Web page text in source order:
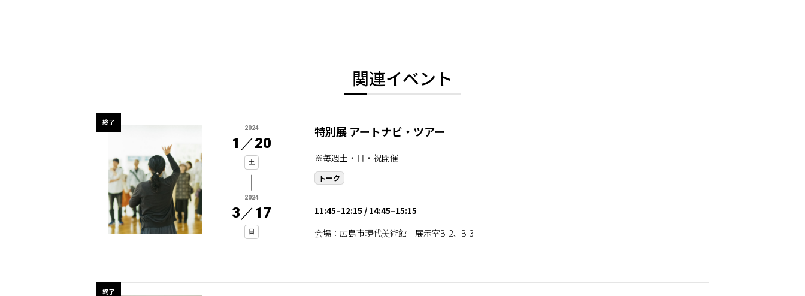
関連イベント
終了
2024
1 ／20
土
2024
3／17
日
特別展 アートナビ・ツアー
※毎週土・日・祝開催
トーク
11:45–12:15
14:45–15:15
会場：広島市現代美術館 展示室B-2、B-3
終了